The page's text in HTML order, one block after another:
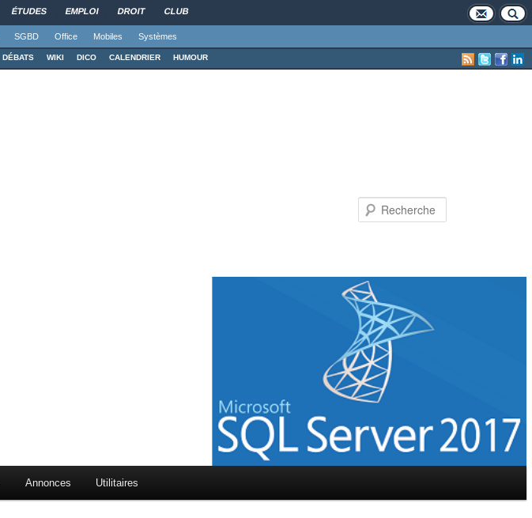
ÉTUDES EMPLOI DROIT CLUB
SGBD Office Mobiles Systèmes
DÉBATS WIKI DICO CALENDRIER HUMOUR
Annonces Utilitaires